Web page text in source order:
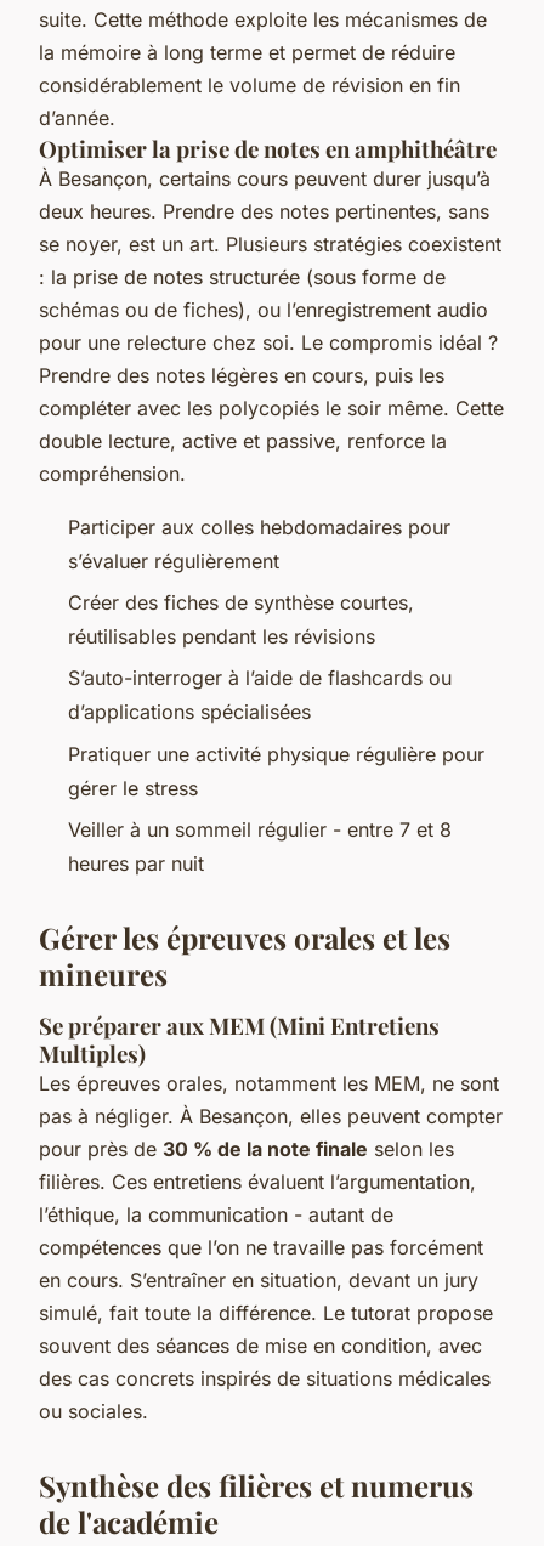
suite. Cette méthode exploite les mécanismes de
la mémoire à long terme et permet de réduire
considérablement le volume de révision en fin
d’année.
Optimiser la prise de notes en amphithéâtre
À Besançon, certains cours peuvent durer jusqu’à
deux heures. Prendre des notes pertinentes, sans
se noyer, est un art. Plusieurs stratégies coexistent
: la prise de notes structurée (sous forme de
schémas ou de fiches), ou l’enregistrement audio
pour une relecture chez soi. Le compromis idéal ?
Prendre des notes légères en cours, puis les
compléter avec les polycopiés le soir même. Cette
double lecture, active et passive, renforce la
compréhension.
Participer aux colles hebdomadaires pour
s’évaluer régulièrement
Créer des fiches de synthèse courtes,
réutilisables pendant les révisions
S’auto-interroger à l’aide de flashcards ou
d’applications spécialisées
Pratiquer une activité physique régulière pour
gérer le stress
Veiller à un sommeil régulier - entre 7 et 8
heures par nuit
Gérer les épreuves orales et les
mineures
Se préparer aux MEM (Mini Entretiens
Multiples)
Les épreuves orales, notamment les MEM, ne sont
pas à négliger. À Besançon, elles peuvent compter
pour près de 30 % de la note finale selon les
filières. Ces entretiens évaluent l’argumentation,
l’éthique, la communication - autant de
compétences que l’on ne travaille pas forcément
en cours. S’entraîner en situation, devant un jury
simulé, fait toute la différence. Le tutorat propose
souvent des séances de mise en condition, avec
des cas concrets inspirés de situations médicales
ou sociales.
Synthèse des filières et numerus
de l'académie